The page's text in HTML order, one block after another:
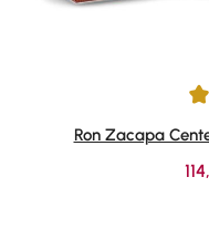
Ron Zacapa